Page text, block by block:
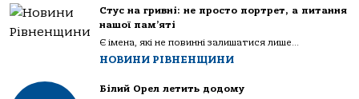
Стус на гривні: не просто портрет, а питання
нашої пам’яті
Є імена, які не повинні залишатися лише...
НОВИНИ РІВНЕНЩИНИ
Білий Орел летить додому